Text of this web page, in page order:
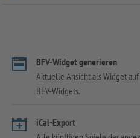
BFV-Widget generieren
Aktuelle Ansicht als Widget
BFV-Widgets.
iCal-Export